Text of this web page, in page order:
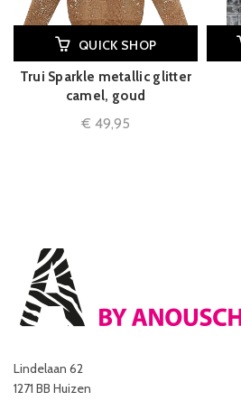
QUICK SHOP
Trui Sparkle metallic glitter
camel, goud
€ 49,95
Lindelaan 62
1271 BB Huizen